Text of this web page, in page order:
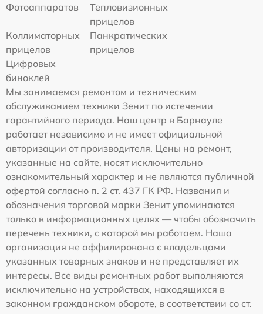
Фотоаппаратов
Тепловизионных
прицелов
Коллиматорных
прицелов
Панкратических
прицелов
Цифровых
биноклей
Мы занимаемся ремонтом и техническим
обслуживанием техники Зенит по истечении
гарантийного периода. Наш центр в Барнауле
работает независимо и не имеет официальной
авторизации от производителя. Цены на ремонт,
указанные на сайте, носят исключительно
ознакомительный характер и не являются публичной
офертой согласно п. 2 ст. 437 ГК РФ. Названия и
обозначения торговой марки Зенит упоминаются
только в информационных целях — чтобы обозначить
перечень техники, с которой мы работаем. Наша
организация не аффилирована с владельцами
указанных товарных знаков и не представляет их
интересы. Все виды ремонтных работ выполняются
исключительно на устройствах, находящихся в
законном гражданском обороте, в соответствии со ст.